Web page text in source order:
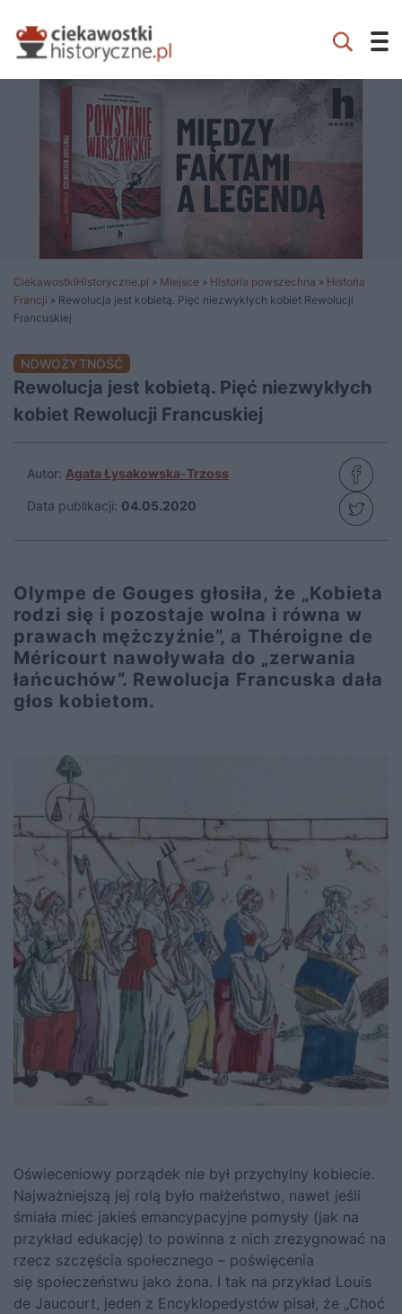
CiekawostkiHistoryczne.pl » Miejsce » Historia powszechna » Historia
Francji » Rewolucja jest kobietą. Pięć niezwykłych kobiet Rewolucji
Francuskiej
NOWOŻYTNOŚĆ
Rewolucja jest kobietą. Pięć niezwykłych
kobiet Rewolucji Francuskiej
Autor: Agata Łysakowska-Trzoss
Data publikacji: 04.05.2020
Olympe de Gouges głosiła, że „Kobieta
rodzi się i pozostaje wolna i równa w
prawach mężczyźnie”, a Théroigne de
Méricourt nawoływała do „zerwania
łańcuchów”. Rewolucja Francuska dała
głos kobietom.
Oświeceniowy porządek nie był przychylny kobiecie.
Najważniejszą jej rolą było małżeństwo, nawet jeśli
śmiała mieć jakieś emancypacyjne pomysły (jak na
przykład edukację) to powinna z nich zrezygnować na
rzecz szczęścia społecznego – poświęcenia
się społeczeństwu jako żona. I tak na przykład Louis
de Jaucourt, jeden z Encyklopedystów pisał, że „Choć